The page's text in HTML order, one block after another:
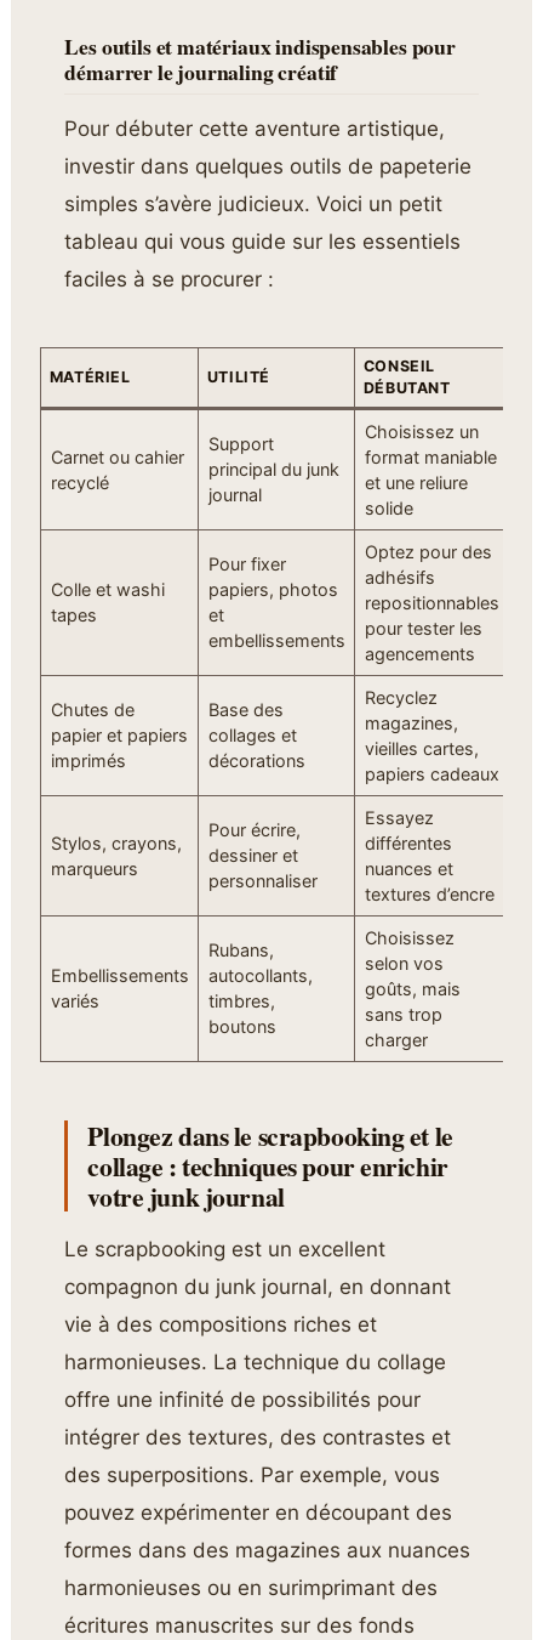
Les outils et matériaux indispensables pour
démarrer le journaling créatif
Pour débuter cette aventure artistique,
investir dans quelques outils de papeterie
simples s’avère judicieux. Voici un petit
tableau qui vous guide sur les essentiels
faciles à se procurer :
MATÉRIEL UTILITÉ
CONSEIL
DÉBUTANT
Carnet ou cahier
recyclé
Support
principal du junk
journal
Choisissez un
format maniable
et une reliure
solide
Colle et washi
tapes
Pour fixer
papiers, photos
et
embellissements
Optez pour des
adhésifs
repositionnables
pour tester les
agencements
Chutes de
papier et papiers
imprimés
Base des
collages et
décorations
Recyclez
magazines,
vieilles cartes,
papiers cadeaux
Stylos, crayons,
marqueurs
Pour écrire,
dessiner et
personnaliser
Essayez
différentes
nuances et
textures d’encre
Embellissements
variés
Rubans,
autocollants,
timbres,
boutons
Choisissez
selon vos
goûts, mais
sans trop
charger
Plongez dans le scrapbooking et le
collage : techniques pour enrichir
votre junk journal
Le scrapbooking est un excellent
compagnon du junk journal, en donnant
vie à des compositions riches et
harmonieuses. La technique du collage
offre une infinité de possibilités pour
intégrer des textures, des contrastes et
des superpositions. Par exemple, vous
pouvez expérimenter en découpant des
formes dans des magazines aux nuances
harmonieuses ou en surimprimant des
écritures manuscrites sur des fonds